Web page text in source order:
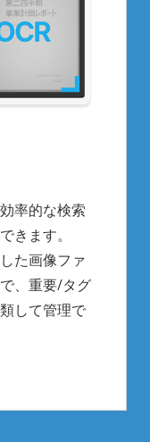
率的な検索
きます。
た画像ファ
、重要/タグ
して管理で